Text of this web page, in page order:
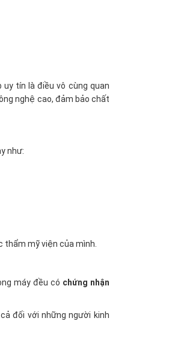
tín là điều vô cùng quan
nghệ cao, đảm bảo chất
như:
thẩm mỹ viện của mình.
máy đều có chứng nhận
đối với những người kinh